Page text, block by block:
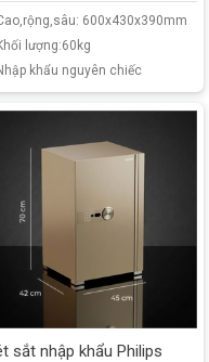
600x430x390mm
lượng:60kg
khẩu nguyên chiếc
sắt nhập khẩu Philips